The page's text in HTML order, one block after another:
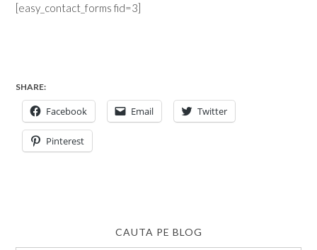
[easy_contact_forms fid=3]
SHARE:
Facebook Email Twitter
Pinterest
CAUTA PE BLOG